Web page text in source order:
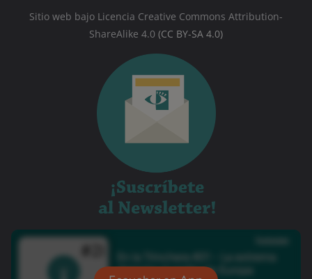
Sitio web bajo Licencia Creative Commons Attribution-
ShareAlike 4.0 (CC BY-SA 4.0)